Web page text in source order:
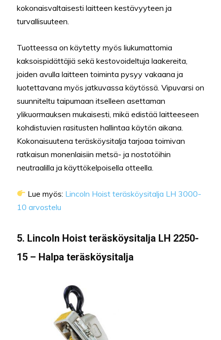
kokonaisvaltaisesti laitteen kestävyyteen ja
turvallisuuteen.
Tuotteessa on käytetty myös liukumattomia
kaksoispidättäjiä sekä kestovoideltuja laakereita,
joiden avulla laitteen toiminta pysyy vakaana ja
luotettavana myös jatkuvassa käytössä. Vipuvarsi on
suunniteltu taipumaan itselleen asettaman
ylikuormauksen mukaisesti, mikä edistää laitteeseen
kohdistuvien rasitusten hallintaa käytön aikana.
Kokonaisuutena teräsköysitalja tarjoaa toimivan
ratkaisun monenlaisiin metsä- ja nostotöihin
neutraalilla ja käyttökelpoisella otteella.
Lue myös: Lincoln Hoist teräsköysitalja LH 3000-
10 arvostelu
5. Lincoln Hoist teräsköysitalja LH 2250-
15 – Halpa teräsköysitalja